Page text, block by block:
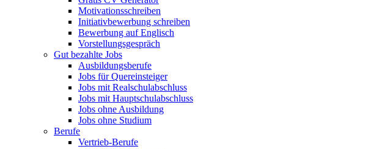
Motivationsschreiben
Initiativbewerbung schreiben
Bewerbung auf Englisch
Vorstellungsgespräch
Gut bezahlte Jobs
Ausbildungsberufe
Jobs für Quereinsteiger
Jobs mit Realschulabschluss
Jobs mit Hauptschulabschluss
Jobs ohne Ausbildung
Jobs ohne Studium
Berufe
Vertrieb-Berufe